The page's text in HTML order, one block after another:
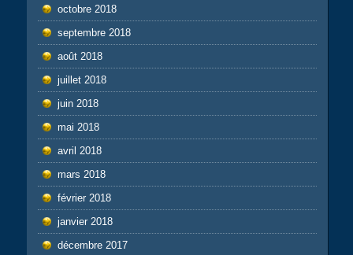
octobre 2018
septembre 2018
août 2018
juillet 2018
juin 2018
mai 2018
avril 2018
mars 2018
février 2018
janvier 2018
décembre 2017